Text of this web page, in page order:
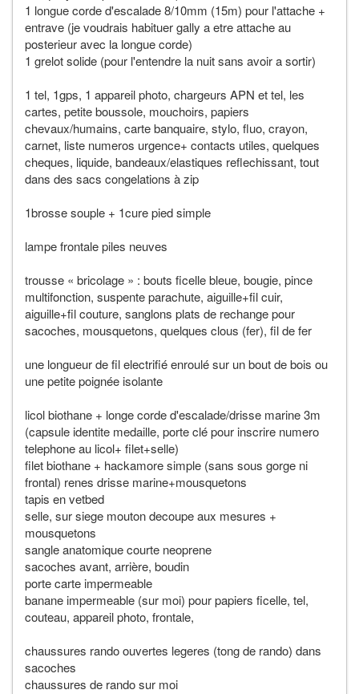
1 longue corde d'escalade 8/10mm (15m) pour l'attache +
entrave (je voudrais habituer gally a etre attache au
posterieur avec la longue corde)
1 grelot solide (pour l'entendre la nuit sans avoir a sortir)
1 tel, 1gps, 1 appareil photo, chargeurs APN et tel, les
cartes, petite boussole, mouchoirs, papiers
chevaux/humains, carte banquaire, stylo, fluo, crayon,
carnet, liste numeros urgence+ contacts utiles, quelques
cheques, liquide, bandeaux/elastiques reflechissant, tout
dans des sacs congelations à zip
1brosse souple + 1cure pied simple
lampe frontale piles neuves
trousse « bricolage » : bouts ficelle bleue, bougie, pince
multifonction, suspente parachute, aiguille+fil cuir,
aiguille+fil couture, sanglons plats de rechange pour
sacoches, mousquetons, quelques clous (fer), fil de fer
une longueur de fil electrifié enroulé sur un bout de bois ou
une petite poignée isolante
licol biothane + longe corde d'escalade/drisse marine 3m
(capsule identite medaille, porte clé pour inscrire numero
telephone au licol+ filet+selle)
filet biothane + hackamore simple (sans sous gorge ni
frontal) renes drisse marine+mousquetons
tapis en vetbed
selle, sur siege mouton decoupe aux mesures +
mousquetons
sangle anatomique courte neoprene
sacoches avant, arrière, boudin
porte carte impermeable
banane impermeable (sur moi) pour papiers ficelle, tel,
couteau, appareil photo, frontale,
chaussures rando ouvertes legeres (tong de rando) dans
sacoches
chaussures de rando sur moi